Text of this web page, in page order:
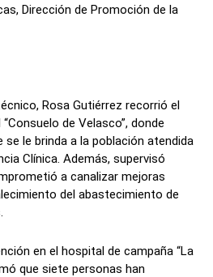
Dirección de Promoción de la
Rosa Gutiérrez recorrió el
de Velasco”, donde
le brinda a la población atendida
Clínica. Además, supervisó
a canalizar mejoras
del abastecimiento de
en el hospital de campaña “La
que siete personas han